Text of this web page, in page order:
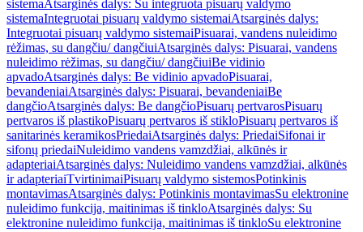
sistemaAtsarginės dalys: Su integruota pisuarų valdymo
sistemaIntegruotai pisuarų valdymo sistemaiAtsarginės dalys:
Integruotai pisuarų valdymo sistemaiPisuarai, vandens nuleidimo
rėžimas, su dangčiu/ dangčiuiAtsarginės dalys: Pisuarai, vandens
nuleidimo rėžimas, su dangčiu/ dangčiuiBe vidinio
apvadoAtsarginės dalys: Be vidinio apvadoPisuarai,
bevandeniaiAtsarginės dalys: Pisuarai, bevandeniaiBe
dangčioAtsarginės dalys: Be dangčioPisuarų pertvarosPisuarų
pertvaros iš plastikoPisuarų pertvaros iš stikloPisuarų pertvaros iš
sanitarinės keramikosPriedaiAtsarginės dalys: PriedaiSifonai ir
sifonų priedaiNuleidimo vandens vamzdžiai, alkūnės ir
adapteriaiAtsarginės dalys: Nuleidimo vandens vamzdžiai, alkūnės
ir adapteriaiTvirtinimaiPisuarų valdymo sistemosPotinkinis
montavimasAtsarginės dalys: Potinkinis montavimasSu elektronine
nuleidimo funkcija, maitinimas iš tinkloAtsarginės dalys: Su
elektronine nuleidimo funkcija, maitinimas iš tinkloSu elektronine